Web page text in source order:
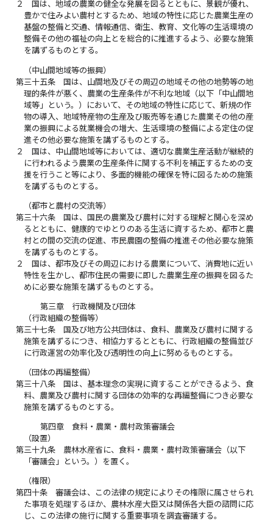
２
国は、地域の農業の健全な発展を図るとともに、景観が優れ、
豊かで住みよい農村とするため、地域の特性に応じた農業生産の
基盤の整備と交通、情報通信、衛生、教育、文化等の生活環境の
整備その他の福祉の向上とを総合的に推進するよう、必要な施策
を講ずるものとする。
（中山間地域等の振興）
第三十五条
国は、山間地及びその周辺の地域その他の地勢等の地
理的条件が悪く、農業の生産条件が不利な地域（以下「中山間地
域等」という。）において、その地域の特性に応じて、新規の作
物の導入、地域特産物の生産及び販売等を通じた農業その他の産
業の振興による就業機会の増大、生活環境の整備による定住の促
進その他必要な施策を講ずるものとする。
２
国は、中山間地域等においては、適切な農業生産活動が継続的
に行われるよう農業の生産条件に関する不利を補正するための支
援を行うこと等により、多面的機能の確保を特に図るための施策
を講ずるものとする。
（都市と農村の交流等）
第三十六条
国は、国民の農業及び農村に対する理解と関心を深め
るとともに、健康的でゆとりのある生活に資するため、都市と農
村との間の交流の促進、市民農園の整備の推進その他必要な施策
を講ずるものとする。
２
国は、都市及びその周辺における農業について、消費地に近い
特性を生かし、都市住民の需要に即した農業生産の振興を図るた
めに必要な施策を講ずるものとする。
第三章 行政機関及び団体
（行政組織の整備等）
第三十七条
国及び地方公共団体は、食料、農業及び農村に関する
施策を講ずるにつき、相協力するとともに、行政組織の整備並び
に行政運営の効率化及び透明性の向上に努めるものとする。
（団体の再編整備）
第三十八条
国は、基本理念の実現に資することができるよう、食
料、農業及び農村に関する団体の効率的な再編整備につき必要な
施策を講ずるものとする。
第四章 食料・農業・農村政策審議会
（設置）
第三十九条
農林水産省に、食料・農業・農村政策審議会（以下
「審議会」という。）を置く。
（権限）
第四十条
審議会は、この法律の規定によりその権限に属させられ
た事項を処理するほか、農林水産大臣又は関係各大臣の諮問に応
じ、この法律の施行に関する重要事項を調査審議する。